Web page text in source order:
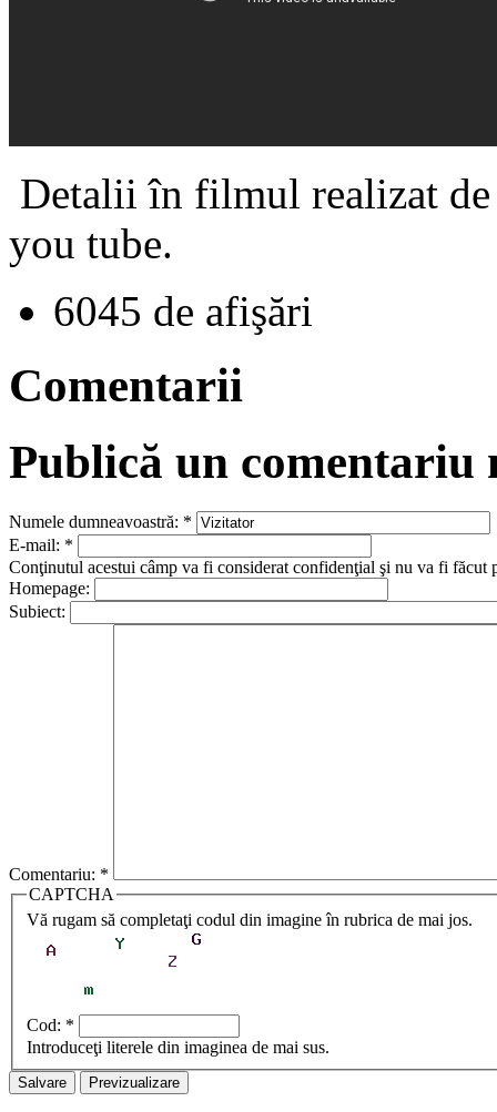
Detalii în filmul realizat de
you tube.
6045 de afişări
Comentarii
Publică un comentariu
Numele dumneavoastră: *
E-mail: *
Conţinutul acestui câmp va fi considerat confidenţial şi nu va fi făcut
Homepage:
Subiect:
Comentariu: *
CAPTCHA
Vă rugam să completaţi codul din imagine în rubrica de mai jos.
Cod: *
Introduceţi literele din imaginea de mai sus.